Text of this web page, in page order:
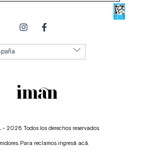
2026. Todos los derechos reservados.
Para reclamos ingresá acá.